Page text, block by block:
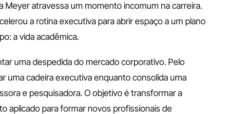
Meyer atravessa um momento incomum na carreira.
a rotina executiva para abrir espaço a um plano
a vida acadêmica.
uma despedida do mercado corporativo. Pelo
uma cadeira executiva enquanto consolida uma
e pesquisadora. O objetivo é transformar a
aplicado para formar novos profissionais de